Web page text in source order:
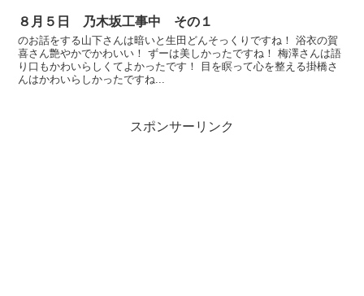
８月５日 乃木坂工事中 その１
のお話をする山下さんは暗いと生田どんそっくりですね！ 浴衣の賀
喜さん艶やかでかわいい！ ずーは美しかったですね！ 梅澤さんは語
り口もかわいらしくてよかったです！ 目を瞑って心を整える掛橋さ
んはかわいらしかったですね...
スポンサーリンク